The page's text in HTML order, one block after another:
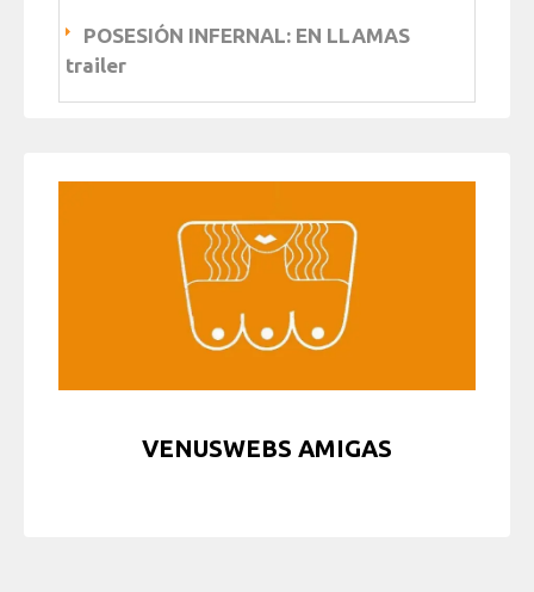
POSESIÓN INFERNAL: EN LLAMAS
trailer
VENUSWEBS AMIGAS